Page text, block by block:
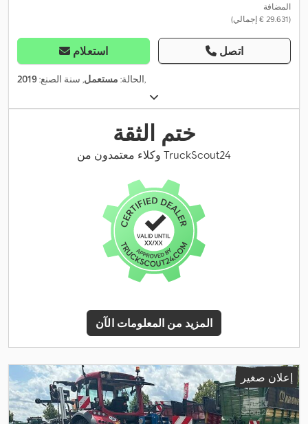
المضافة
(‏29.631 € إجمالي)
استعلام اتصل
الحالة: مستعمل, سنة الصنع:2019 ,
ختم الثقة
وكلاء معتمدون من TruckScout24
المزيد من المعلومات الآن
إعلان صغير